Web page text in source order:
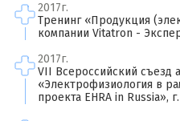
2017г.
Тренинг «Продукция
компании Vitatron -
2017г.
VII Всероссийский съезд
«Электрофизиология в
проекта EHRA in Russia»,
Оставить свой
Имя